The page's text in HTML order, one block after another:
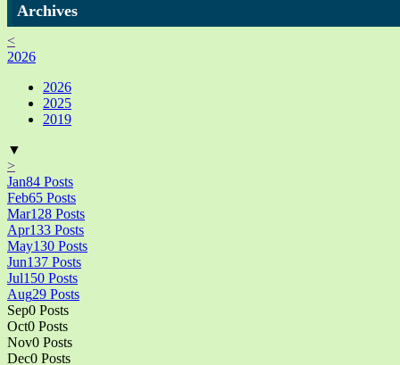
Archives
<
2026
2026
2025
2019
▼
>
Jan84 Posts
Feb65 Posts
Mar128 Posts
Apr133 Posts
May130 Posts
Jun137 Posts
Jul150 Posts
Aug29 Posts
Sep0 Posts
Oct0 Posts
Nov0 Posts
Dec0 Posts